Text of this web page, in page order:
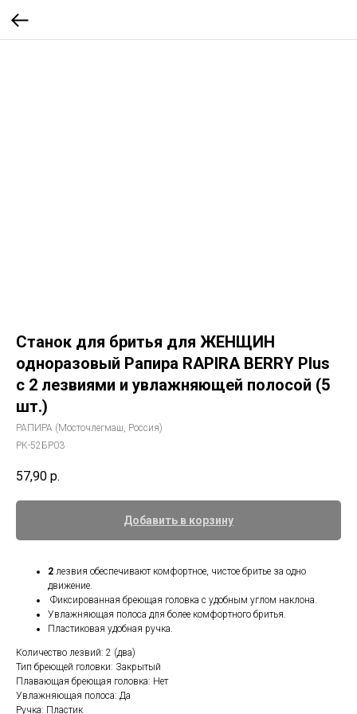
Станок для бритья для ЖЕНЩИН
одноразовый Рапира RAPIRA BERRY Plus
с 2 лезвиями и увлажняющей полосой (5
шт.)
РАПИРА (Мосточлегмаш, Россия)
РК-52БР03
57,90 р.
Добавить в корзину
2 лезвия обеспечивают комфортное, чистое бритье за одно
движение.
Фиксированная бреющая головка с удобным углом наклона.
Увлажняющая полоса для более комфортного бритья.
Пластиковая удобная ручка.
Количество лезвий: 2 (два)
Тип бреющей головки: Закрытый
Плавающая бреющая головка: Нет
Увлажняющая полоса: Да
Ручка: Пластик